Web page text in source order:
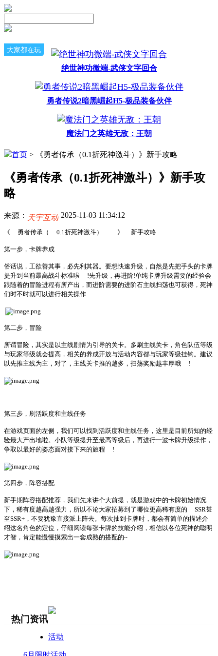
大家都在玩
绝世神功微端-武侠文字回合
勇者传说2暗黑崛起H5-极品装备伙伴
魔法门之英雄无敌：王朝
首页 > 《勇者传承（0.1折死神激斗）》新手攻略
《勇者传承（0.1折死神激斗）》新手攻
略
来源： 天宇互动 2025-11-03 11:34:12
《 勇者传承（ 0.1折死神激斗） 》 新手攻略
第一步，卡牌养成
俗话说，工欲善其事，必先利其器。要想快速升级，自然是先把手头的卡牌
提升到当前最高战斗标准啦
!先升级，再进阶!单纯卡牌升级需要的经验会
跟随着的冒险进程有所产出，而进阶需要的进阶石主线扫荡也可获得，死神
们时不时就可以进行相关操作
第二步，冒险
所谓冒险，其实是以主线剧情为引导的关卡。多刷主线关卡，角色队伍等级
与玩家等级就会提高，相关的养成开放与活动内容都与玩家等级挂钩。建议
以先推主线为主，对了，主线关卡推的越多，扫荡奖励越丰厚哦
!
第三步，刷活跃度和主线任务
在游戏页面的左侧，我们可以找到活跃度和主线任务，这里是目前所知的经
验最大产出地啦。小队等级提升至最高等级后，再进行一波卡牌升级操作，
争取以最好的姿态面对接下来的旅程
!
第四步，阵容搭配
新手期阵容搭配推荐，我们先来讲个大前提，就是游戏中的卡牌初始情况
下，稀有度越高越强力，所以不论大家招募到了哪位更高稀有度的
SSR甚
至SSR+，不要犹豫直接派上阵去。每次抽到卡牌时，都会有简单的描述介
绍这名角色的定位，仔细阅读每张卡牌的技能介绍，相信以各位死神的聪明
才智，肯定能慢慢摸索出一套成熟的搭配的~
热门资讯
活动